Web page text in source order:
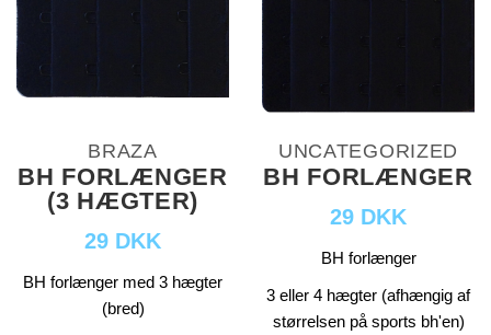
BRAZA
BH FORLÆNGER
(3 HÆGTER)
29 DKK
BH forlænger med 3 hægter
(bred)
UNCATEGORIZED
BH FORLÆNGER
29 DKK
BH forlænger
3 eller 4 hægter (afhængig af
størrelsen på sports bh'en)